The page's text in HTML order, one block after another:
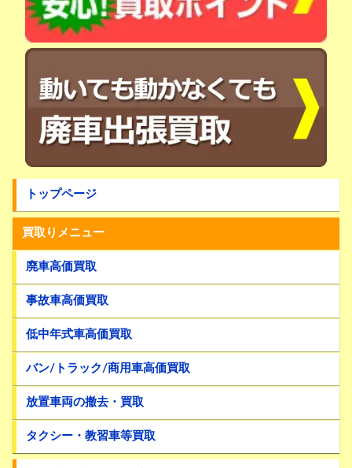
トップページ
買取りメニュー
廃車高価買取
事故車高価買取
低中年式車高価買取
バン/トラック/商用車高価買取
放置車両の撤去・買取
タクシー・教習車等買取